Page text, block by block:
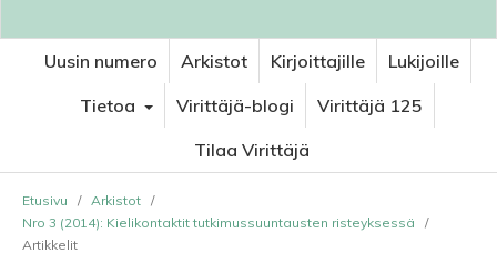
Uusin numero Arkistot Kirjoittajille
Lukijoille
Tietoa
Virittäjä-blogi
Virittäjä 125
Tilaa Virittäjä
Etusivu / Arkistot /
Nro 3 (2014): Kielikontaktit tutkimussuuntausten risteyksessä
/
Artikkelit